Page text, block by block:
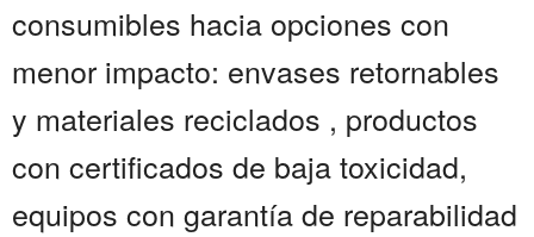
consumibles hacia opciones con
menor impacto: envases retornables
y materiales reciclados , productos
con certificados de baja toxicidad,
equipos con garantía de reparabilidad